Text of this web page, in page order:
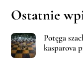
Ostatnie
Potęga
kasparova